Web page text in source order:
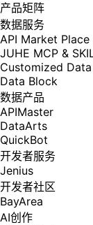
产品矩阵
数据服务
API Market Place
JUHE MCP &
Customized Data
Data Block
数据产品
APIMaster
DataArts
QuickBot
开发者服务
Jenius
开发者社区
BayArea
AI创作